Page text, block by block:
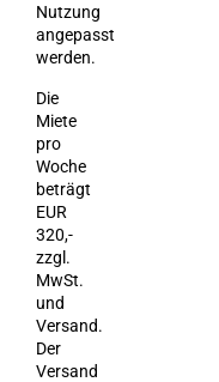
Nutzung
angepasst
werden.
Die
Miete
pro
Woche
beträgt
EUR
320,-
zzgl.
MwSt.
und
Versand.
Der
Versand